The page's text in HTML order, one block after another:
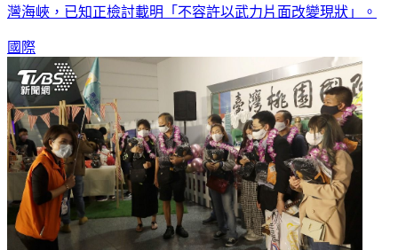
灣海峽，已知正檢討載明「不容許以武力片面改變現狀」。
國際